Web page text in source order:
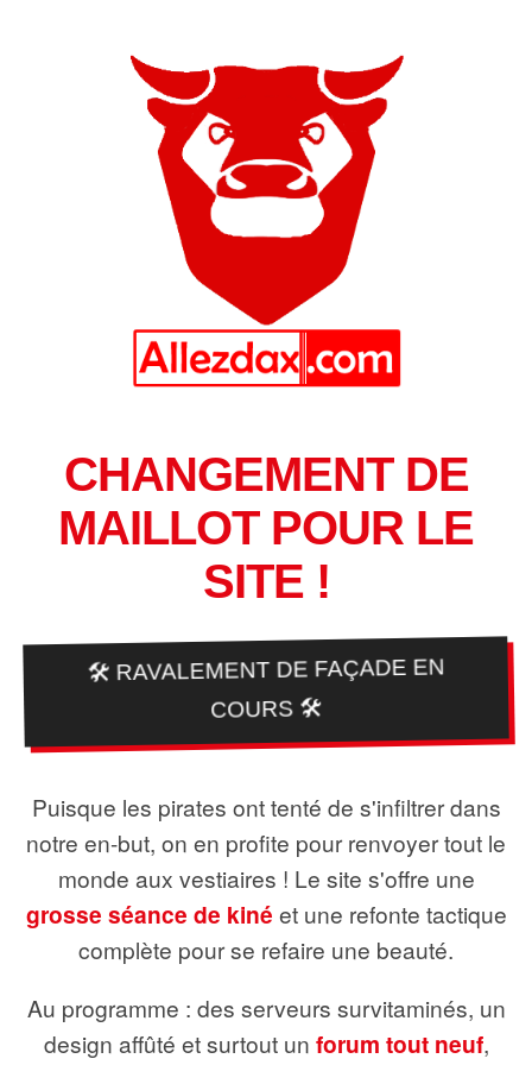
CHANGEMENT DE
MAILLOT POUR LE
SITE !
🛠️ RAVALEMENT DE FAÇADE EN
COURS 🛠️
Puisque les pirates ont tenté de s'infiltrer dans
notre en-but, on en profite pour renvoyer tout le
monde aux vestiaires ! Le site s'offre une
grosse séance de kiné et une refonte tactique
complète pour se refaire une beauté.
Au programme : des serveurs survitaminés, un
design affûté et surtout un forum tout neuf,